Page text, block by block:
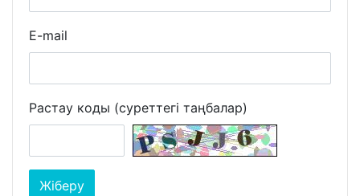
E-mail
Растау коды (суреттегі таңбалар)